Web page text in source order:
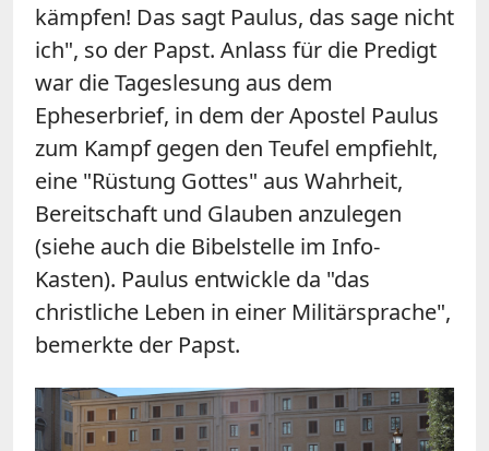
kämpfen! Das sagt Paulus, das sage nicht
ich", so der Papst. Anlass für die Predigt
war die Tageslesung aus dem
Epheserbrief, in dem der Apostel Paulus
zum Kampf gegen den Teufel empfiehlt,
eine "Rüstung Gottes" aus Wahrheit,
Bereitschaft und Glauben anzulegen
(siehe auch die Bibelstelle im Info-
Kasten). Paulus entwickle da "das
christliche Leben in einer Militärsprache",
bemerkte der Papst.